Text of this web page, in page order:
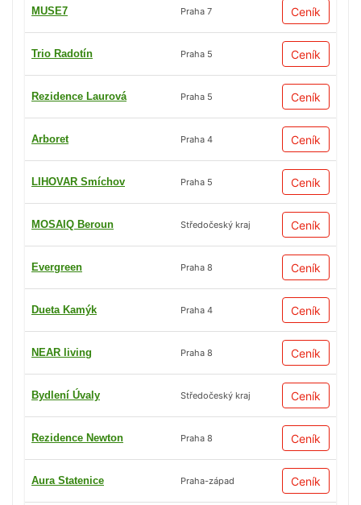
MUSE7 Praha 7 Ceník
Trio Radotín Praha 5 Ceník
Rezidence Laurová Praha 5 Ceník
Arboret Praha 4 Ceník
LIHOVAR Smíchov Praha 5 Ceník
MOSAIQ Beroun Středočeský kraj Ceník
Evergreen Praha 8 Ceník
Dueta Kamýk Praha 4 Ceník
NEAR living Praha 8 Ceník
Bydlení Úvaly Středočeský kraj Ceník
Rezidence Newton Praha 8 Ceník
Aura Statenice Praha-západ Ceník